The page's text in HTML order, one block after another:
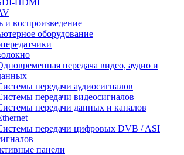
HDMI
и воспроизведение
оборудование
передача видео, аудио и
передачи аудиосигналов
передачи видеосигналов
передачи данных и каналов
передачи цифровых DVB / ASI
панели